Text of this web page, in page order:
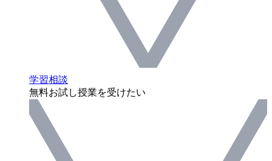
学習相談
無料お試し授業を受けたい